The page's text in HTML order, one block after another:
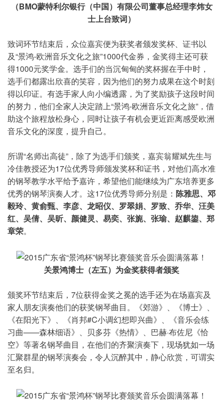
（BMO蒙特利尔银行（中国）有限公司董事总经理李炜女
士上台致词）
致词环节结束后，众位嘉宾便为获奖者颁发奖杯、证书以
及“景鸿-欧洲音乐文化之旅”1000代金券，金奖得主还可获
得1000元奖学金。选手们的当沉甸甸的奖杯握在手中时，
选手们都露出欣喜的笑容，因为他们的努力成果在这个时刻
得以印证。有选手家人向小编透露，为了奖励孩子这段时间
的努力，他们全家人决定踏上“景鸿-欧洲音乐文化之旅”，借
助这个旅程放松身心，同时让孩子有机会更近距离感受欧洲
音乐文化的深度，提升自己。
所谓“名师出高徒”，除了为选手们颁奖，嘉宾翁耀斌先生与
冷佳教授还为17位优秀导师颁发奖杯和证书，对他们高水准
的钢琴教学水平给予嘉许，希望他们能继续为广东培养更多
优秀的钢琴演奏人才。这17位优秀导师分别是： 陈雅思、邓
毅玲、黄俞甄、李彦、龙昭仪、罗翠娟、罗致、乔华、汪美
红、吴倩、吴昕、颜健灵、易奕、张旎、张瑜、赵麒鋆、郑
章荣。
关景鸿博士（左五）为金奖获得者颁奖
颁奖环节结束后，7位获得金奖之冕的选手还为在场嘉宾及
家人朋友演奏他们的获奖钢琴曲目。《郊游》、《博士》、
《在阳光下》、《肖邦#C小调幻想即兴曲》、《音乐会练
习曲——森林细语》、贝多芬《热情》、巴赫·布佐尼《恰
空》等著名钢琴曲目，在他们的齐聚演奏下，现场犹如一场
汇聚群星的钢琴演奏会，令人沉醉其中，静心欣赏，可谓实
至名归。